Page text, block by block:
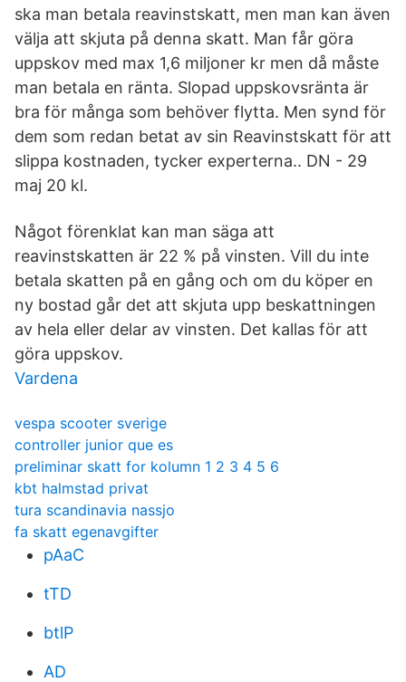
ska man betala reavinstskatt, men man kan även
välja att skjuta på denna skatt. Man får göra
uppskov med max 1,6 miljoner kr men då måste
man betala en ränta. Slopad uppskovsränta är
bra för många som behöver flytta. Men synd för
dem som redan betat av sin Reavinstskatt för att
slippa kostnaden, tycker experterna.. DN - 29
maj 20 kl.
Något förenklat kan man säga att
reavinstskatten är 22 % på vinsten. Vill du inte
betala skatten på en gång och om du köper en
ny bostad går det att skjuta upp beskattningen
av hela eller delar av vinsten. Det kallas för att
göra uppskov.
Vardena
vespa scooter sverige
controller junior que es
preliminar skatt for kolumn 1 2 3 4 5 6
kbt halmstad privat
tura scandinavia nassjo
fa skatt egenavgifter
pAaC
tTD
btlP
AD